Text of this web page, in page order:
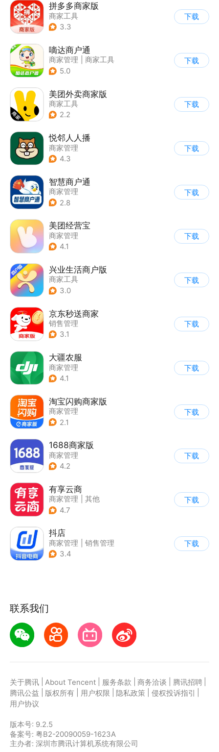
拼多多商家版
商家工具
3.3
下载
嘀达商户通
商家管理
商家工具
5.0
下载
美团外卖商家版
商家工具
2.2
下载
悦邻人人播
商家管理
4.3
下载
智慧商户通
商家管理
2.8
下载
美团经营宝
商家管理
4.1
下载
兴业生活商户版
商家工具
3.0
下载
京东秒送商家
销售管理
3.1
下载
大疆农服
商家管理
4.1
下载
淘宝闪购商家版
商家管理
2.1
下载
1688商家版
商家管理
4.2
下载
有享云商
商家管理
其他
4.7
下载
抖店
商家管理
销售管理
3.4
下载
联系我们
关于腾讯 About Tencent 服务条款 商务洽谈 腾讯招聘
腾讯公益
版权所有 用户权限 隐私政策 侵权投诉指引
用户协议
版本号: 9.2.5
备案号: 粤B2-20090059-1623A
主办者: 深圳市腾讯计算机系统有限公司